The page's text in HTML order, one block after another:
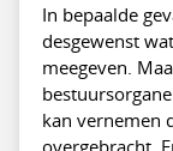
In bepaalde
desgewenst
meegeven.
kan vernemen
overgebracht.